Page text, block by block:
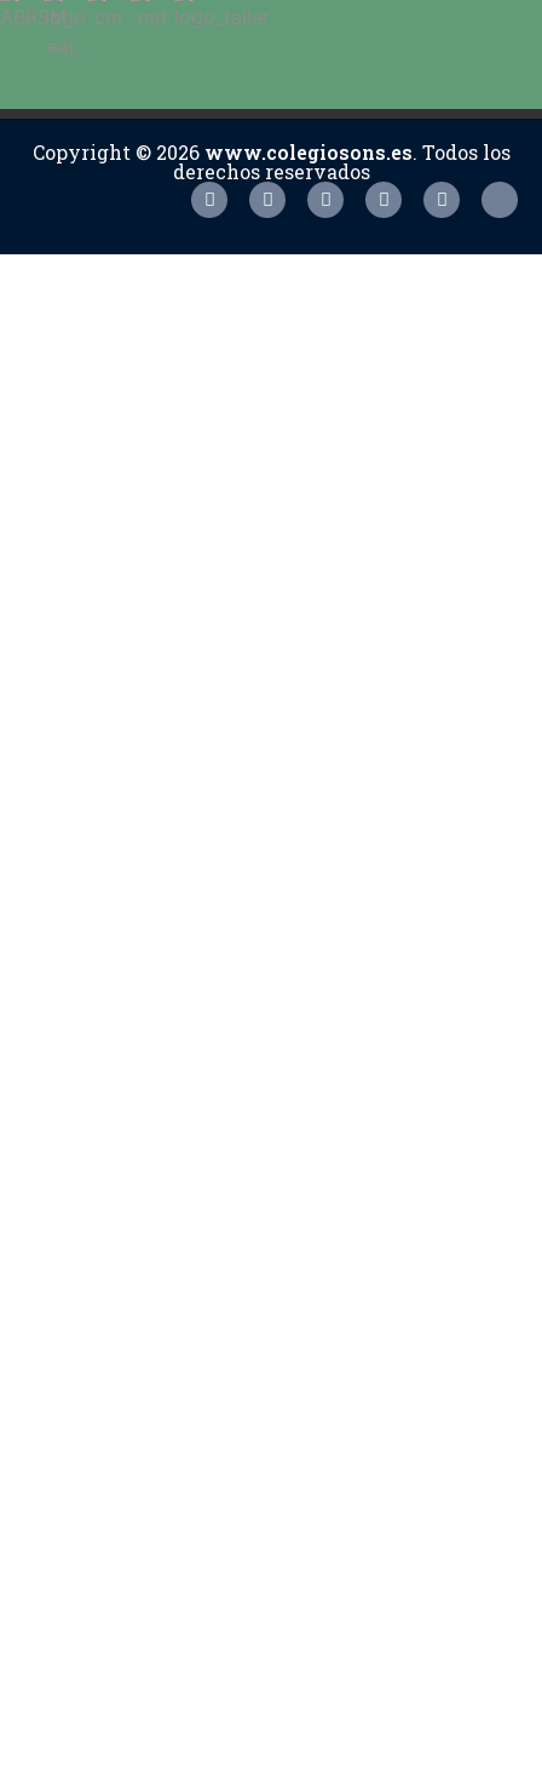
Copyright © 2026 www.colegiosons.es. Todos los
derechos reservados